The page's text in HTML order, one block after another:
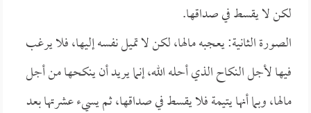
لكن لا يقسط في صداقها.
الصورة الثانية: يعجبه مالها، لكن لا تميل نفسه إليها، فلا يرغب
فيها لأجل النكاح الذي أحله الله، إنما يريد أن ينكحها من أجل
مالها، وبما أنها يتيمة فلا يقسط في صداقها، ثم يسيء عشرتها بعد